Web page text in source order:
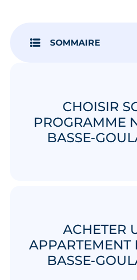
SOMMAIRE
CHOISIR
PROGRAMME
BASSE-
ACHETER
APPARTEMENT
BASSE-